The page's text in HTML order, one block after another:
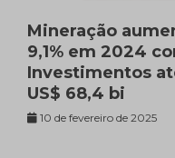
Mineração
9,1% em 2024
Investimentos
US$ 68,4 bi
10 de fevereiro de 2025